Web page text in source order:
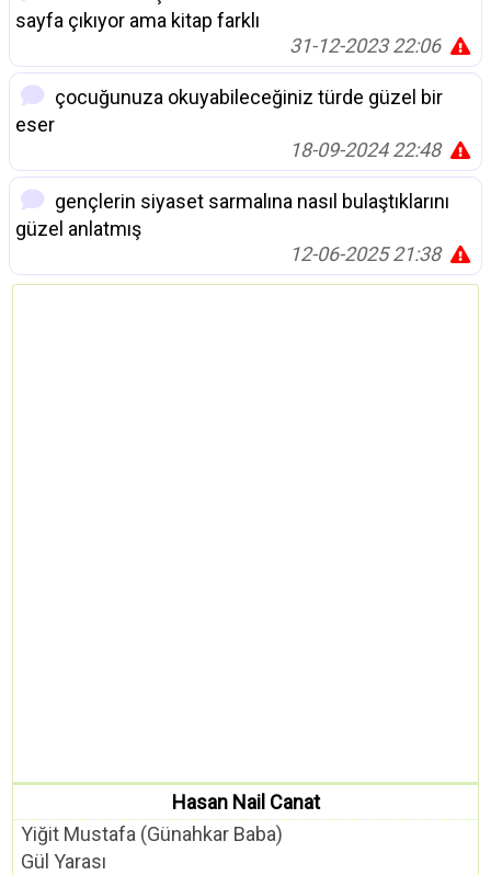
sayfa çıkıyor ama kitap farklı
31-12-2023 22:06
çocuğunuza okuyabileceğiniz türde güzel bir
eser
18-09-2024 22:48
gençlerin siyaset sarmalına nasıl bulaştıklarını
güzel anlatmış
12-06-2025 21:38
Hasan Nail Canat
Yiğit Mustafa (Günahkar Baba)
Gül Yarası